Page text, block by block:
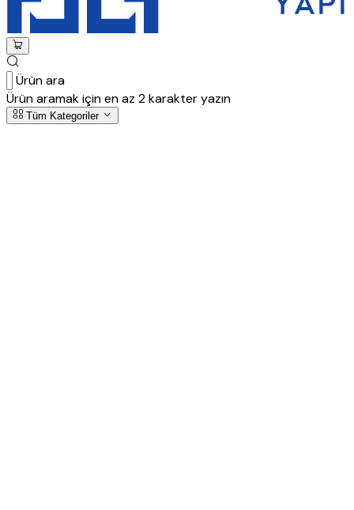
Ürün ara
Ürün aramak için en az 2 karakter yazın
Tüm Kategoriler